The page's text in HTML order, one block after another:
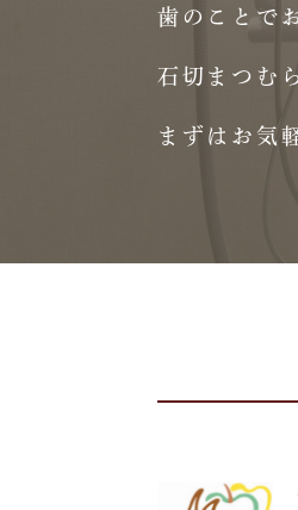
歯のことで
石切まつむ
まずはお気